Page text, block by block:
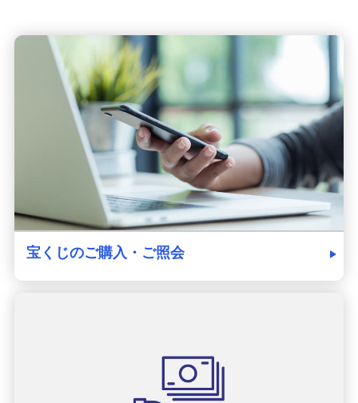
発売スケジュール
みずほ銀行について
宝くじのご購入・ご照会